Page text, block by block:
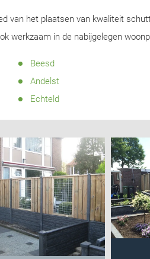
van het plaatsen van kwaliteit
werkzaam in de nabijgelegen
Beesd
Andelst
Echteld